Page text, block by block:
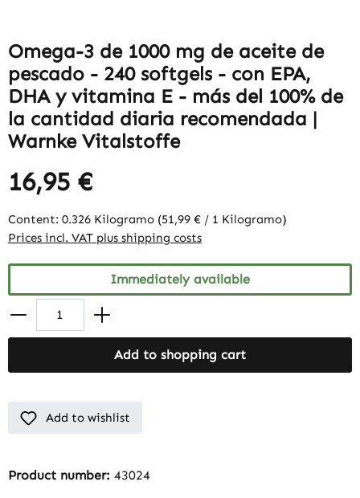
Omega-3 de 1000 mg de aceite de
pescado - 240 softgels - con EPA,
DHA y vitamina E - más del 100% de
la cantidad diaria recomendada |
Warnke Vitalstoffe
16,95 €
Content: 0.326 Kilogramo (51,99 € / 1 Kilogramo)
Prices incl. VAT plus shipping costs
Immediately available
Add to shopping cart
Add to wishlist
Product number: 43024